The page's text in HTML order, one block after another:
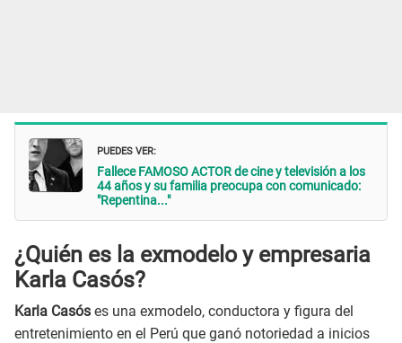
PUEDES VER:
Fallece FAMOSO ACTOR de cine y televisión a los
44 años y su familia preocupa con comunicado:
"Repentina..."
¿Quién es la exmodelo y empresaria
Karla Casós?
Karla Casós es una exmodelo, conductora y figura del
entretenimiento en el Perú que ganó notoriedad a inicios